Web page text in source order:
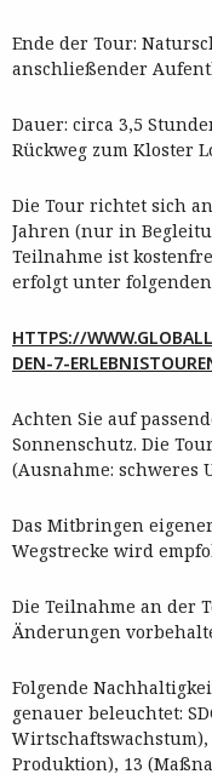
Ende der Tour:
anschließender
Dauer: circa 3,5
Rückweg zum Kloster
Die Tour richtet sich
Jahren (nur in
Teilnahme ist
erfolgt unter
HTTPS://
DEN-7-
Achten Sie auf
Sonnenschutz. Die
(Ausnahme: schweres
Das Mitbringen
Wegstrecke wird
Die Teilnahme an der
Änderungen
Folgende
genauer beleuchtet:
Produktion), 13